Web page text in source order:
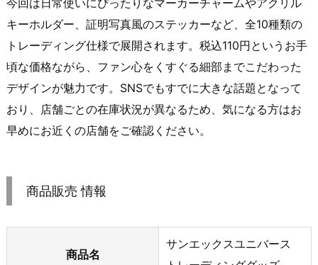
今回は日常使いにぴったりなマーカーチャームやアクリル
キーホルダー、証明写真風のステッカーなど、全10種類の
トレーディング仕様で展開されます。税込110円というお手
頃な価格ながら、ファン心をくすぐる細部までこだわった
デザインが魅力です。SNSでもすでに大きな話題となって
おり、店舗ごとの在庫状況が異なるため、気になる方はお
早めにお近くの店舗をご確認ください。
商品販売 情報
商品名
サンエックスユニバース